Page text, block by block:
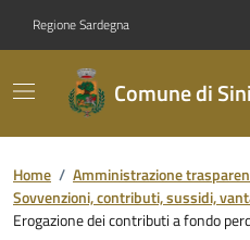
Regione Sardegna
Comune di Sini
Home / Amministrazione
Sovvenzioni, contributi, sussidi,
Erogazione dei contributi a fondo